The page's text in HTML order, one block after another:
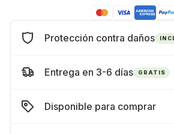
Protección contra daños
Entrega en 3-6 días GRATIS
Disponible para comprar